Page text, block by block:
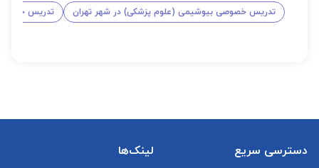
تدریس خصوصی بیوشیمی (علوم پزشکی) در شهر تهران تدریس
دسترسی سریع لینک‌ها